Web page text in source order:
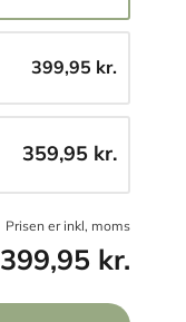
399,95 kr.
359,95 kr.
Prisen er inkl, moms
399,95 kr.